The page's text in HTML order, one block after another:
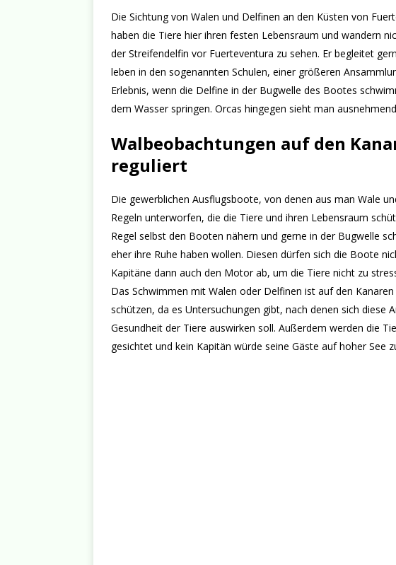
Die Sichtung von Walen und Delfinen an den Küsten von
haben die Tiere hier ihren festen Lebensraum und wandern
der Streifendelfin vor Fuerteventura zu sehen. Er begleitet
leben in den sogenannten Schulen, einer größeren
Erlebnis, wenn die Delfine in der Bugwelle des Bootes
dem Wasser springen. Orcas hingegen sieht man
Walbeobachtungen auf den
reguliert
Die gewerblichen Ausflugsboote, von denen aus man Wale
Regeln unterworfen, die die Tiere und ihren Lebensraum
Regel selbst den Booten nähern und gerne in der Bugwelle
eher ihre Ruhe haben wollen. Diesen dürfen sich die Boote
Kapitäne dann auch den Motor ab, um die Tiere nicht zu
Das Schwimmen mit Walen oder Delfinen ist auf den
schützen, da es Untersuchungen gibt, nach denen sich diese
Gesundheit der Tiere auswirken soll. Außerdem werden die
gesichtet und kein Kapitän würde seine Gäste auf hoher See